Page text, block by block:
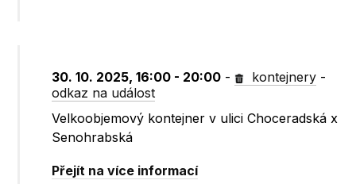
30. 10. 2025, 16:00 - 20:00 - kontejnery -
odkaz na událost
Velkoobjemový kontejner v ulici Choceradská x
Senohrabská
Přejít na více informací